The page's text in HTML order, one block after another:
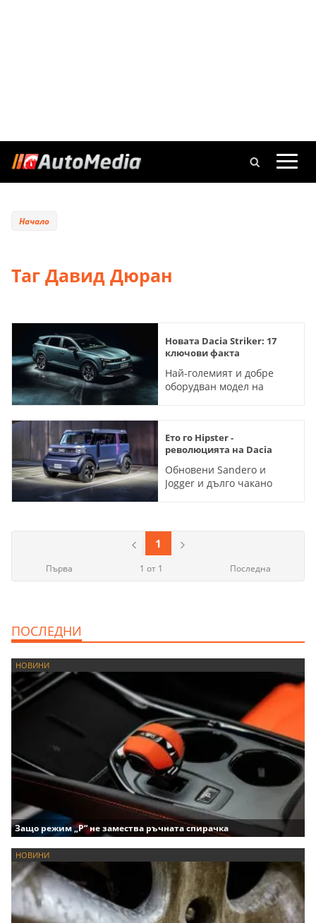
Начало
Таг Давид Дюран
Новата Dacia Striker: 17
ключови факта
Най-големият и добре
оборудван модел на
Ето го Hipster -
революцията на Dacia
Обновени Sandero и
Jogger и дълго чакано
1 от 1 Последна
1
Първа
ПОСЛЕДНИ
НОВИНИ
Защо режим „P“ не замества ръчната спирачка
НОВИНИ